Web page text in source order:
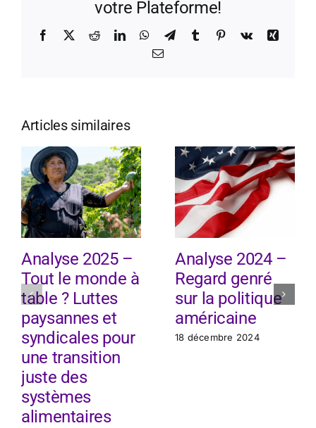
votre Plateforme!
Facebook
X RedditLinkedInWhatsApp
TelegramTumblr Pinterest
Vk
Xing
Email
Articles similaires
Analyse 2025 –
Tout le monde à
table ? Luttes
paysannes et
syndicales pour
une transition
juste des
systèmes
alimentaires
Analyse 2024 –
Regard genré
sur la politique
américaine
18 décembre 2024